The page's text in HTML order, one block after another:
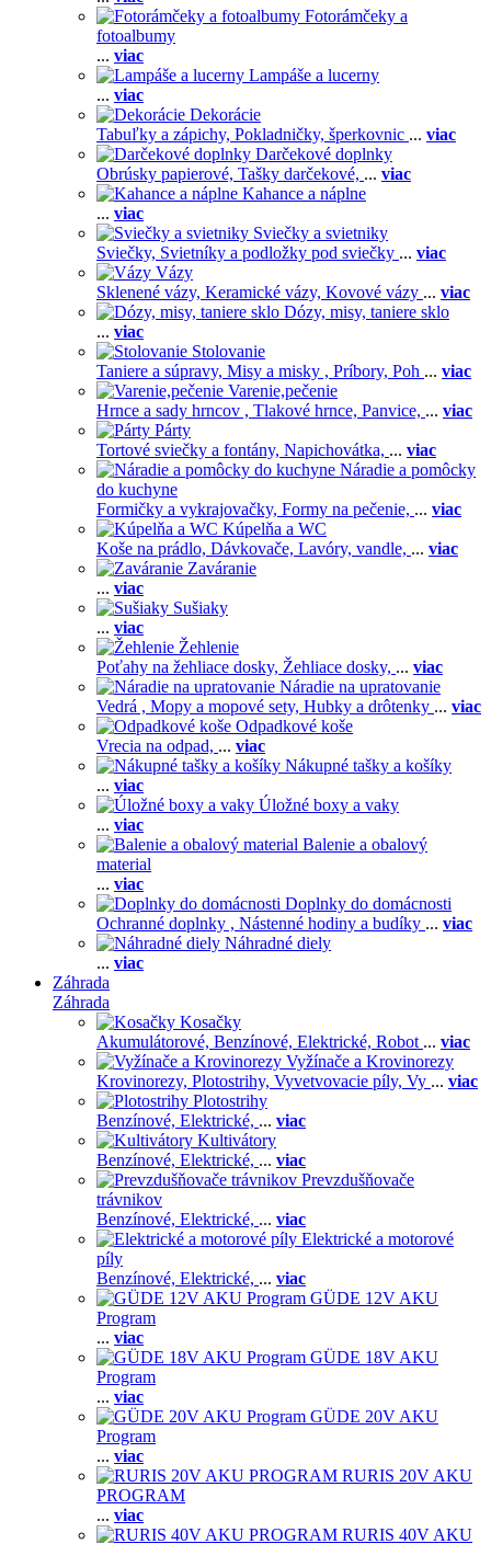
Fotorámčeky a
fotoalbumy
... viac
Lampáše a lucerny
... viac
Dekorácie
Tabuľky a zápichy, Pokladničky, šperkovnic ... viac
Darčekové doplnky
Obrúsky papierové, Tašky darčekové, ... viac
Kahance a náplne
... viac
Sviečky a svietniky
Sviečky, Svietníky a podložky pod sviečky ... viac
Vázy
Sklenené vázy, Keramické vázy, Kovové vázy ... viac
Dózy, misy, taniere sklo
... viac
Stolovanie
Taniere a súpravy, Misy a misky , Príbory, Poh ... viac
Varenie,pečenie
Hrnce a sady hrncov , Tlakové hrnce, Panvice, ... viac
Párty
Tortové sviečky a fontány, Napichovátka, ... viac
Náradie a pomôcky
do kuchyne
Formičky a vykrajovačky, Formy na pečenie, ... viac
Kúpelňa a WC
Koše na prádlo, Dávkovače, Lavóry, vandle, ... viac
Zaváranie
... viac
Sušiaky
... viac
Žehlenie
Poťahy na žehliace dosky, Žehliace dosky, ... viac
Náradie na upratovanie
Vedrá , Mopy a mopové sety, Hubky a drôtenky ... viac
Odpadkové koše
Vrecia na odpad, ... viac
Nákupné tašky a košíky
... viac
Úložné boxy a vaky
... viac
Balenie a obalový
material
... viac
Doplnky do domácnosti
Ochranné doplnky , Nástenné hodiny a budíky ... viac
Náhradné diely
... viac
Záhrada
Záhrada
Kosačky
Akumulátorové, Benzínové, Elektrické, Robot ... viac
Vyžínače a Krovinorezy
Krovinorezy, Plotostrihy, Vyvetvovacie píly, Vy ... viac
Plotostrihy
Benzínové, Elektrické, ... viac
Kultivátory
Benzínové, Elektrické, ... viac
Prevzdušňovače
trávnikov
Benzínové, Elektrické, ... viac
Elektrické a motorové
píly
Benzínové, Elektrické, ... viac
GÜDE 12V AKU
Program
... viac
GÜDE 18V AKU
Program
... viac
GÜDE 20V AKU
Program
... viac
RURIS 20V AKU
PROGRAM
... viac
RURIS 40V AKU